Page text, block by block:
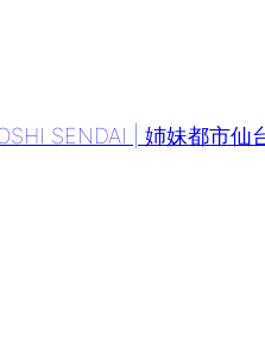
SENDAI | 姉妹都市仙